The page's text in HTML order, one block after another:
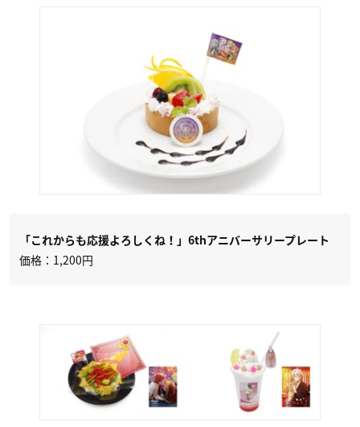
「これからも応援よろしくね！」6thアニバーサリープレート
価格：1,200円